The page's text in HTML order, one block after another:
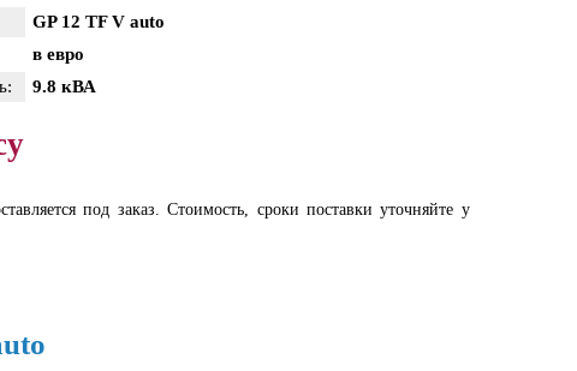
GP 12 TF V auto
в евро
9.8 кВА
под заказ. Стоимость, сроки поставки уточняйте у